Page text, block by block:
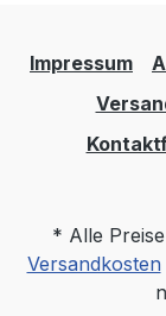
Impressum
* Alle
Versandkosten